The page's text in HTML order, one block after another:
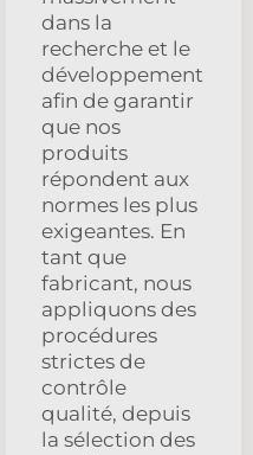
dans la
recherche et le
développement
afin de garantir
que nos
produits
répondent aux
normes les plus
exigeantes. En
tant que
fabricant, nous
appliquons des
procédures
strictes de
contrôle
qualité, depuis
la sélection des